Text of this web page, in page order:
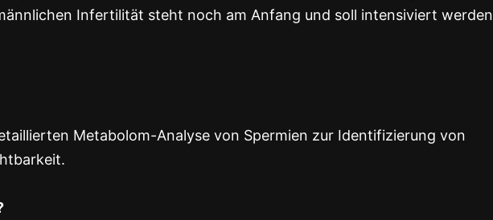
Infertilität steht noch am Anfang und soll intensiviert
Metabolom-Analyse von Spermien zur Identifizierung von